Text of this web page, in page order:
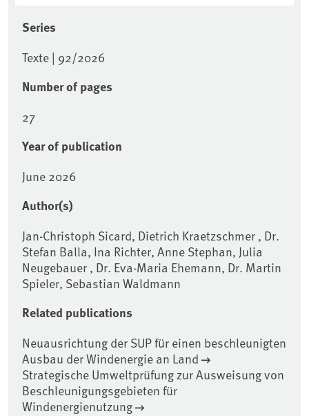
Series
Texte | 92/2026
Number of pages
27
Year of publication
June 2026
Author(s)
Jan-Christoph Sicard, Dietrich Kraetzschmer , Dr.
Stefan Balla, Ina Richter, Anne Stephan, Julia
Neugebauer , Dr. Eva-Maria Ehemann, Dr. Martin
Spieler, Sebastian Waldmann
Related publications
Neuausrichtung der SUP für einen beschleunigten
Ausbau der Windenergie an Land
Strategische Umweltprüfung zur Ausweisung von
Beschleunigungsgebieten für
Windenergienutzung